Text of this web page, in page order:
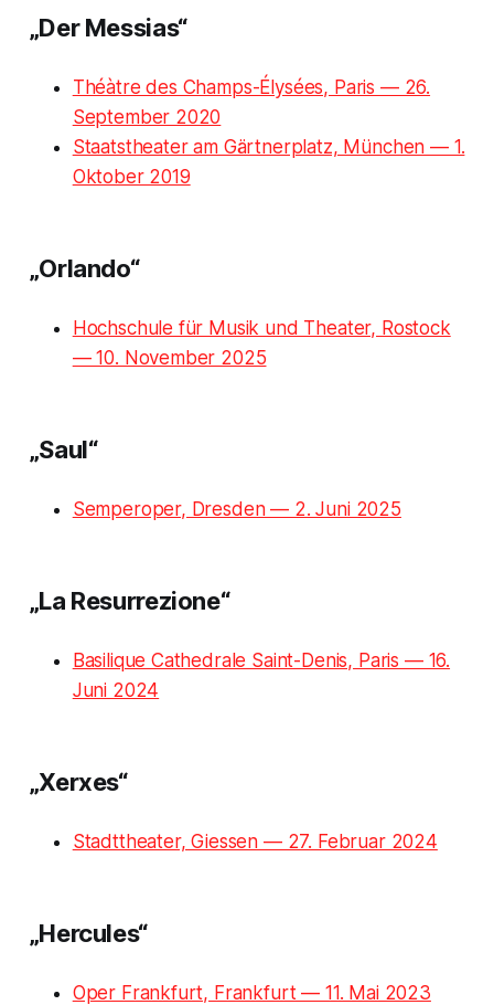
„Der Messias“
Théàtre des Champs-Élysées, Paris — 26.
September 2020
Staatstheater am Gärtnerplatz, München — 1.
Oktober 2019
„Orlando“
Hochschule für Musik und Theater, Rostock
— 10. November 2025
„Saul“
Semperoper, Dresden — 2. Juni 2025
„La Resurrezione“
Basilique Cathedrale Saint-Denis, Paris — 16.
Juni 2024
„Xerxes“
Stadttheater, Giessen — 27. Februar 2024
„Hercules“
Oper Frankfurt, Frankfurt — 11. Mai 2023